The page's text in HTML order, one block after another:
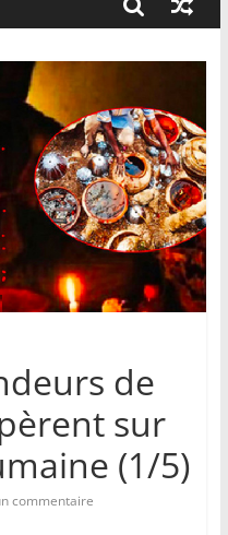
de
sur
(1/5)
commentaire